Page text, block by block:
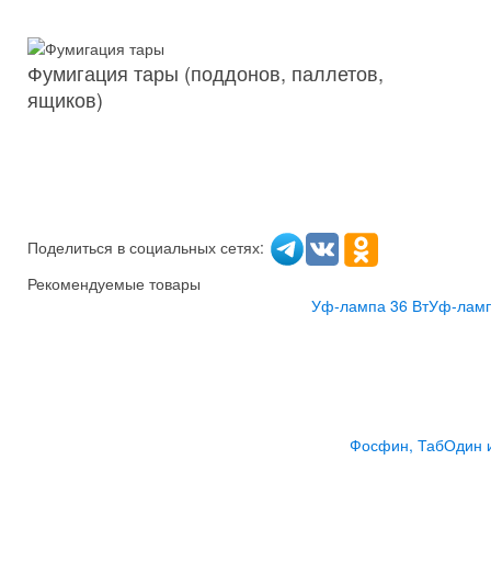
Фумигация тары (поддонов, паллетов,
ящиков)
Поделиться в социальных сетях:
Рекомендуемые товары
Уф-лампа 36 ВтУф-
Фосфин, ТабОдин